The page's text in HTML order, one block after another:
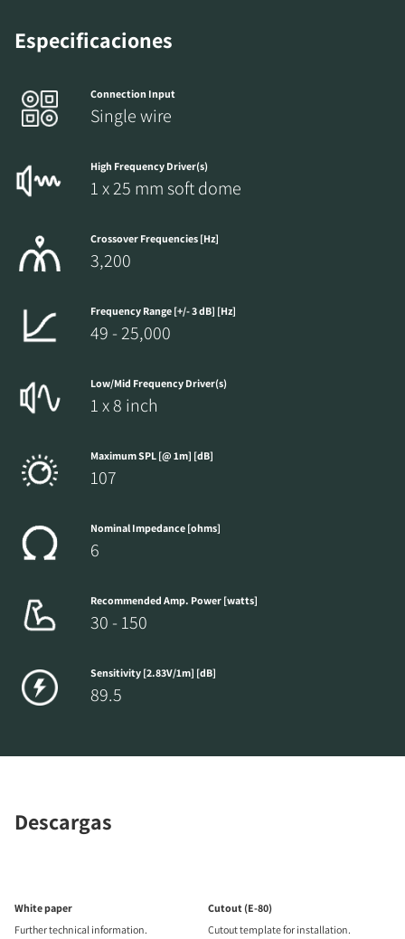
Especificaciones
Connection Input
Single wire
High Frequency Driver(s)
1 x 25 mm soft dome
Crossover Frequencies [Hz]
3,200
Frequency Range [+/- 3 dB] [Hz]
49 - 25,000
Low/Mid Frequency Driver(s)
1 x 8 inch
Maximum SPL [@ 1m] [dB]
107
Nominal Impedance [ohms]
6
Recommended Amp. Power [watts]
30 - 150
Sensitivity [2.83V/1m] [dB]
89.5
Descargas
White paper
Further technical information.
Cutout (E-80)
Cutout template for installation.